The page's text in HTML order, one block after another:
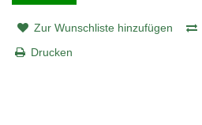
Zur Wunschliste hinzufügen
Drucken